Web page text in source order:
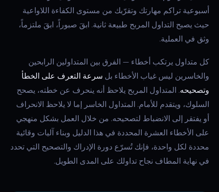
أسبوعية تراكم مهارتك وتقرّبك من مستوى الكفاءة اللاواعية
حيث يصبح التداول المربح طبيعة ثانية. ابقَ صبوراً، ابقَ ملتزماً،
وثق في العملية.
كل متداول يرتكب أخطاء — الفرق بين المتداولين الرابحين
والخاسرين ليس غياب الأخطاء بل سرعة التعرف على الخطأ
وتصحيحه. المتداول المربح يلاحظ أنه ينحرف عن خطته، يصحح
السلوك، ويتقدم للأمام. المتداول الخاسر إما لا يلاحظ الانحراف
أو يفتقر إلى الانضباط لتصحيحه. من خلال العمل بشكل منهجي
على الأخطاء العشرة المحددة في هذا الدليل وبناء آليات وقائية
محددة لكل واحدة، فإنك تُسرّع دورة الإدراك والتصحيح التي تحدد
في نهاية المطاف نجاح تداولك على المدى الطويل.